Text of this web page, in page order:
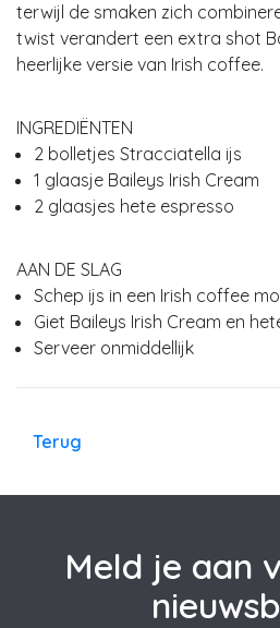
terwijl de smaken zich
twist verandert een extra shot
heerlijke versie van Irish coffee.
INGREDIËNTEN
2 bolletjes Stracciatella ijs
1 glaasje Baileys Irish Cream
2 glaasjes hete espresso
AAN DE SLAG
Schep ijs in een Irish coffee
Giet Baileys Irish Cream en
Serveer onmiddellijk
Terug
Meld je aan